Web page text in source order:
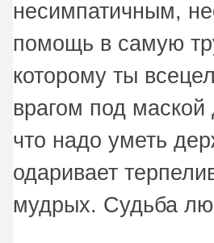
несимпатичным,
помощь в самую
которому ты
врагом под маской
что надо уметь
одаривает
мудрых. Судьба